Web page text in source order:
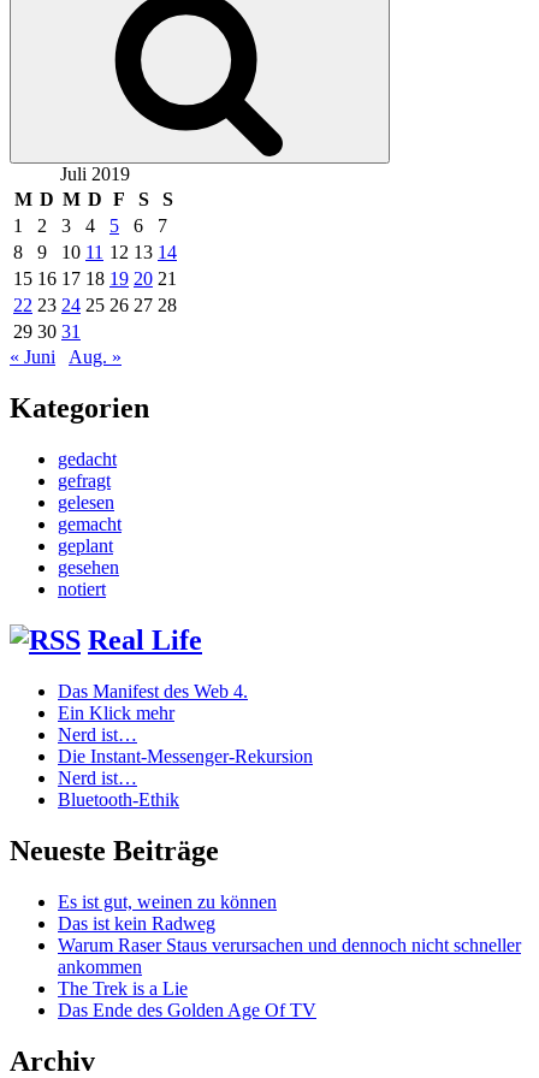
Juli 2019
M D M D F S
S
1
2 3 4 5 6
7
8
9 10 11 12 13 14
15 16 17 18 19 20 21
22 23 24 25 26 27 28
29 30 31
« Juni
Aug. »
Kategorien
gedacht
gefragt
gelesen
gemacht
geplant
gesehen
notiert
Real Life
Das Manifest des Web 4.
Ein Klick mehr
Nerd ist…
Die Instant-Messenger-Rekursion
Nerd ist…
Bluetooth-Ethik
Neueste Beiträge
Es ist gut, weinen zu können
Das ist kein Radweg
Warum Raser Staus verursachen und dennoch nicht schneller
ankommen
The Trek is a Lie
Das Ende des Golden Age Of TV
Archiv